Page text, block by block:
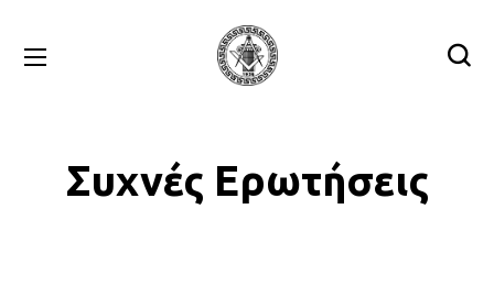
Συχνές Ερωτήσεις